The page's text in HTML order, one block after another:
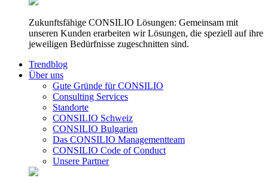
Zukunftsfähige CONSILIO Lösungen: Gemeinsam mit
unseren Kunden erarbeiten wir Lösungen, die speziell auf ihre
jeweiligen Bedürfnisse zugeschnitten sind.
Trendblog
Über uns
Gute Gründe für CONSILIO
Consulting Services
Standorte
CONSILIO Schweiz
CONSILIO Bulgarien
Das CONSILIO Managementteam
CONSILIO Code of Conduct
Unsere Partner